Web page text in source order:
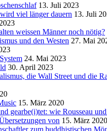
13. Juli 2023
viel länger dauern 13. Juli
weissen Männer noch nötig?
und den Westen 27. Mai
24. Mai 2023
30. April 2023
die Wall Street und die
15. März 2020
gearbe(i)tet: wie Rousseau
von 15. März 2020
zum buddhistischen